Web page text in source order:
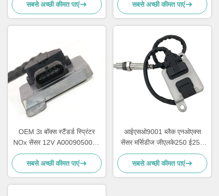
सबसे अच्छी कीमत पाएं
सबसे अच्छी कीमत पाएं
OEM 3t बॉक्स स्टैंडर्ड स्प्रिंटर
NOx सेंसर 12V A0009050008
5WK96681D
सबसे अच्छी कीमत पाएं
आईएसओ9001 ब्लैक एनओएक्स
सेंसर मर्सिडीज जीएलके250 ई250
ओईएम 5WK96682A
A0009057000
सबसे अच्छी कीमत पाएं